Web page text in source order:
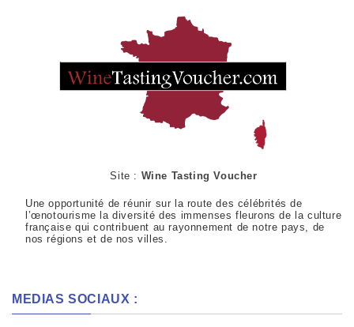
Site : Wine Tasting Voucher
Une opportunité de réunir sur la route des célébrités de
l’œnotourisme la diversité des immenses fleurons de la culture
française qui contribuent au rayonnement de notre pays, de
nos régions et de nos villes.
MEDIAS SOCIAUX :